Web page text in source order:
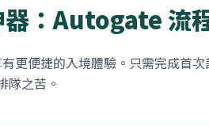
器：Autogate 流
更便捷的入境體驗。只需完成首次
隊之苦。